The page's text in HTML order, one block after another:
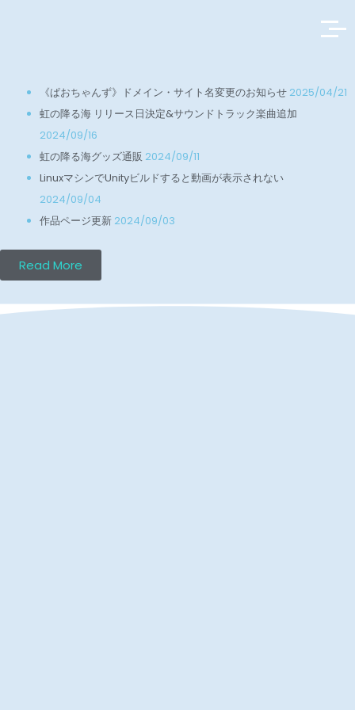
《ぱおちゃんず》ドメイン・サイト名変更のお知らせ 2025/04/21
虹の降る海 リリース日決定&サウンドトラック楽曲追加
2024/09/16
虹の降る海グッズ通販 2024/09/11
LinuxマシンでUnityビルドすると動画が表示されない
2024/09/04
作品ページ更新 2024/09/03
Read More